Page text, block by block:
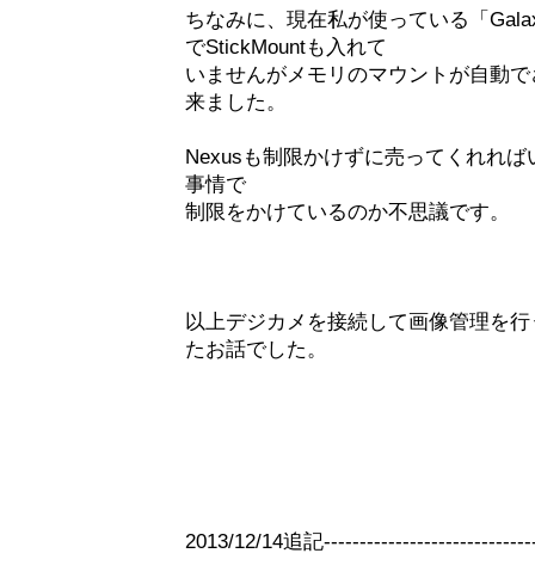
ちなみに、現在私が使っている「
でStickMountも入れて
いませんがメモリのマウントが自動
来ました。
Nexusも制限かけずに売ってくれれ
事情で
制限をかけているのか不思議です。
以上デジカメを接続して画像管理を
たお話でした。
2013/12/14追記